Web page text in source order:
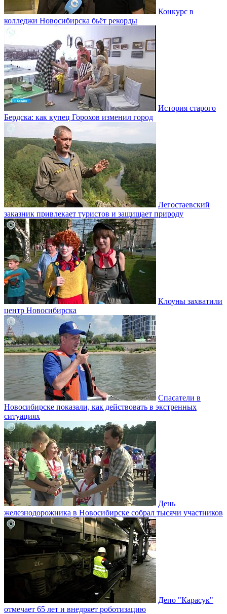
Конкурс в
колледжи Новосибирска бьёт рекорды
История старого
Бердска: как купец Горохов изменил город
Легостаевский
заказник привлекает туристов и защищает природу
Клоуны захватили
центр Новосибирска
Спасатели в
Новосибирске показали, как действовать в экстренных
ситуациях
День
железнодорожника в Новосибирске собрал тысячи участников
Депо "Карасук"
отмечает 65 лет и внедряет роботизацию